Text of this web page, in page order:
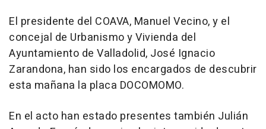
El presidente del COAVA, Manuel Vecino, y el
concejal de Urbanismo y Vivienda del
Ayuntamiento de Valladolid, José Ignacio
Zarandona, han sido los encargados de descubrir
esta mañana la placa DOCOMOMO.
En el acto han estado presentes también Julián